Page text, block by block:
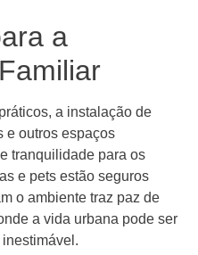
a
a instalação de
e outros espaços
tranquilidade para os
e pets estão seguros
o ambiente traz paz de
a vida urbana pode ser